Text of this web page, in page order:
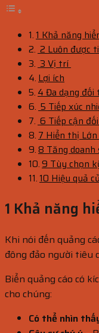
1 Khả năng
2 Luôn được
3 Vị trí
Lợi ích
4 Đa dạng
5 Tiếp xúc
6 Tiếp cận
7 Hiển thị
8 Tăng doanh
9 Tùy chọn
10 Hiệu quả
1 Khả năng
Khi nói đến quảng
đông đảo người tiêu
Biển quảng cáo có
cho chúng:
Có thể nhìn